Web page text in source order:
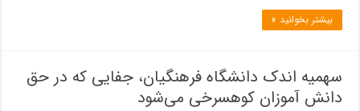
بیشتر بخوانید »
سهمیه اندک دانشگاه فرهنگیان، جفایی که در حق
دانش آموزان کوهسرخی می‌شود